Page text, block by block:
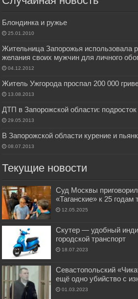
Блондинка и ружье
25.01.2010
Жительница Запорожья использовала
желания своих мужчин для личного
04.12.2012
Житель Ужгорода проспал 200 000
13.08.2013
ДТП в Запорожской области:
29.05.2013
В Запорожской области курение и
08.07.2013
Текущие новости
Суд Москвы
«Таганские» к 25
12.05.2025
Скутер — удобный
городской транспорт
18.07.2023
Севастопольский
ещё одно убийство с
01.03.2023